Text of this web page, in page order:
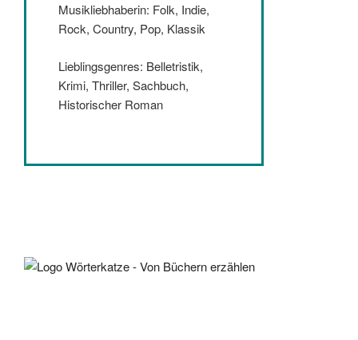
Musikliebhaberin: Folk, Indie,
Rock, Country, Pop, Klassik
Lieblingsgenres: Belletristik,
Krimi, Thriller, Sachbuch,
Historischer Roman